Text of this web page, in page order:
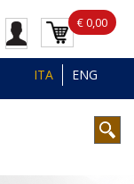
€ 0,00
ITA ENG